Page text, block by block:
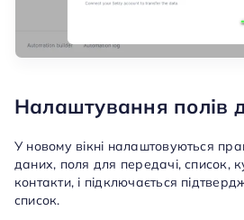
Налаштування полів
У новому вікні налаштовуються
даних, поля для передачі, список,
контакти, і підключається
список.